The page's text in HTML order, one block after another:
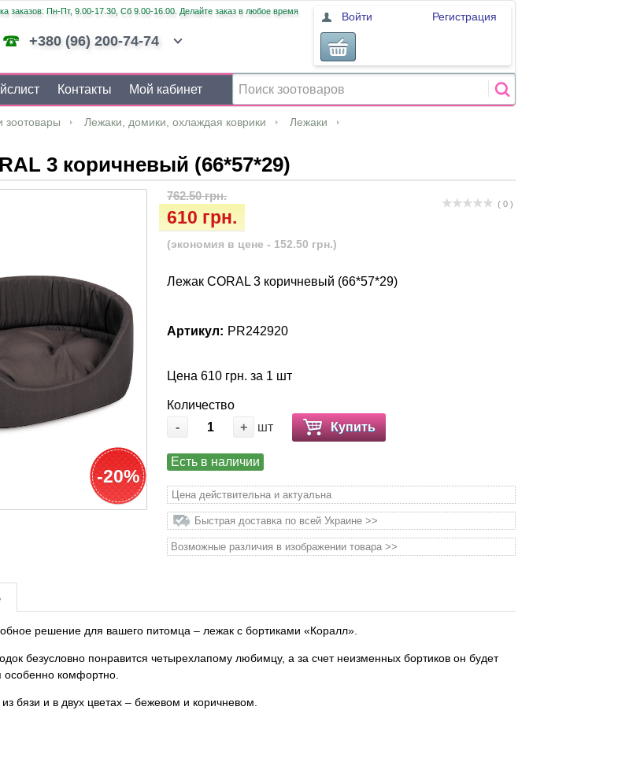
заказов: Пн-Пт, 9.00-17.30, Сб 9.00-16.00. Делайте заказ в любое время
+380 (96) 200-74-74
Войти Регистрация
Контакты Мой кабинет
зоотовары Лежаки, домики, охлаждая коврики
Лежаки
3 коричневый (66*57*29)
-20%
( 0 )
762.50 грн.
610 грн.
(экономия в цене - 152.50 грн.)
Лежак CORAL 3 коричневый (66*57*29)
Артикул: PR242920
Цена 610 грн. за 1 шт
Количество
-
+ шт Купить
Есть в наличии
Цена действительна и актуальна
Быстрая доставка по всей Украине >>
Возможные различия в изображении товара >>
решение для вашего питомца – лежак с бортиками «Коралл».
безусловно понравится четырехлапому любимцу, а за счет неизменных бортиков он будет
особенно комфортно.
бязи и в двух цветах – бежевом и коричневом.